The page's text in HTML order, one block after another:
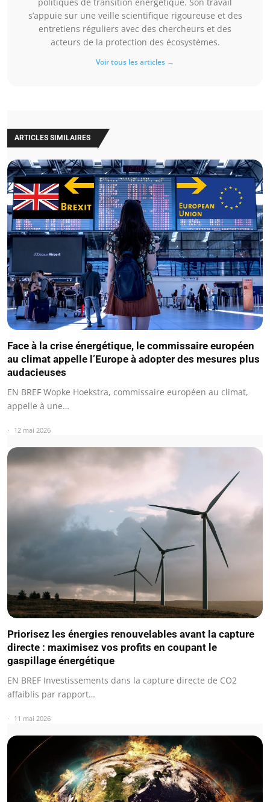
s’appuie sur une veille scientifique rigoureuse et des
entretiens réguliers avec des chercheurs et des
acteurs de la protection des écosystèmes.
Voir tous les articles →
ARTICLES SIMILAIRES
Face à la crise énergétique, le commissaire européen
au climat appelle l’Europe à adopter des mesures plus
audacieuses
EN BREF Wopke Hoekstra, commissaire européen au climat,
appelle à une…
12 mai 2026
Priorisez les énergies renouvelables avant la capture
directe : maximisez vos profits en coupant le
gaspillage énergétique
EN BREF Investissements dans la capture directe de CO2
affaiblis par rapport…
11 mai 2026